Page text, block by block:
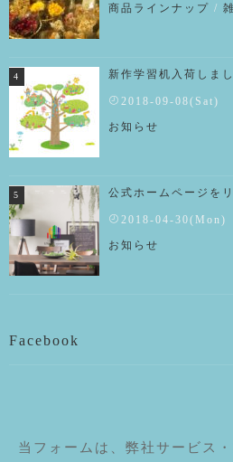
商品ラインナップ /
新作学習机入荷しま
2018-09-08(Sat)
お知らせ
公式ホームページを
2018-04-30(Mon)
お知らせ
Facebook
当フォームは、弊社サービス